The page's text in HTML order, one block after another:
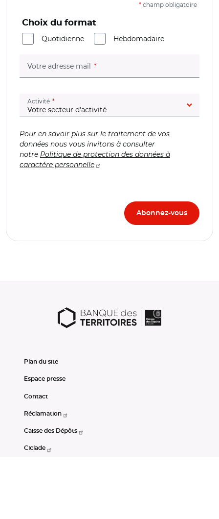
* champ obligatoire
Choix du format
Quotidienne
Hebdomadaire
Votre adresse mail (champ obligatoire)
Activité (champ obligatoire)
Pour en savoir plus sur le traitement de vos
données nous vous invitons à consulter
notre Politique de protection des données à
caractère personnelle
Plan du site
Espace presse
Contact
Réclamation
Caisse des Dépôts
Ciclade